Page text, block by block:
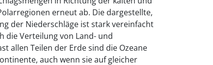
erneut ab. Die dargestellte,
der Niederschläge ist stark vereinfacht
die Verteilung von Land- und
allen Teilen der Erde sind die Ozeane
auch wenn sie auf gleicher